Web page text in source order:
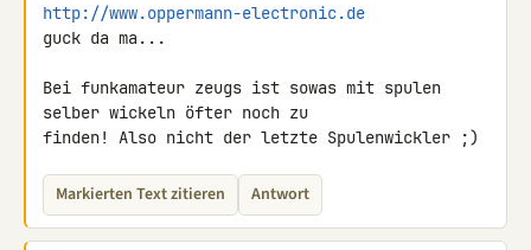
http://www.oppermann-electronic.de
guck da ma...
Bei funkamateur zeugs ist sowas mit spulen
selber wickeln öfter noch zu
finden! Also nicht der letzte Spulenwickler ;)
Markierten Text zitieren Antwort